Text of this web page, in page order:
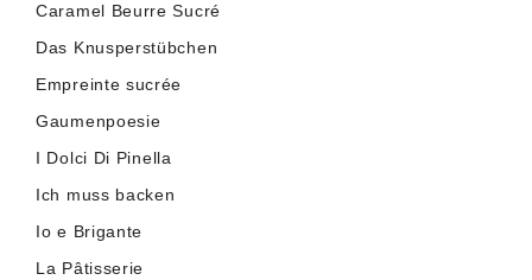
Caramel Beurre Sucré
Das Knusperstübchen
Empreinte sucrée
Gaumenpoesie
I Dolci Di Pinella
Ich muss backen
Io e Brigante
La Pâtisserie